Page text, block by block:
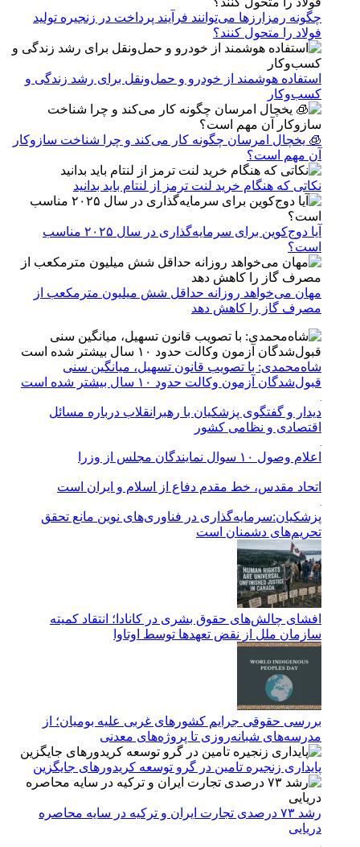
چگونه رمزارزها می‌توانند فرآیند پرداخت در زنجیره تولید
فولاد را متحول کنند؟
استفاده هوشمند از خودرو و حمل‌ونقل برای رشد زندگی و
کسب‌وکار
🧊 یخچال امرسان چگونه کار می‌کند و چرا شناخت سازوکار
آن مهم است؟
نکاتی که هنگام خرید لنت ترمز از لنتام باید بدانید
آیا دوج‌کوین برای سرمایه‌گذاری در سال ۲۰۲۵ مناسب
است؟
مهان می‌خواهد روزانه حداقل شش میلیون مترمکعب از
مصرف گاز را کاهش دهد
شاه‌محمدی: با تصویب قانون تسهیل، میانگین سنی
قبول‌شدگان آزمون وکالت حدود ۱۰ سال بیشتر شده است
دیدار و گفتگوی پزشکیان با رهبرانقلاب درباره مسائل
اقتصادی و نظامی کشور
اعلام وصول ۱۰ سوال نمایندگان مجلس از وزرا
اتحاد مقدس، خط مقدم دفاع از اسلام و ایران است
پزشکیان:سرمایه‌گذاری در فناوری‌های نوین مانع تحقق
تحریم‌های دشمنان است
افشای چالش‌های حقوق بشری در کانادا؛ انتقاد کمیته
سازمان ملل از نقض تعهد‌ها توسط اوتاوا
بررسی حقوقی جرایم کشور‌های غربی علیه بومیان؛ از
مدرسه‌های شبانه‌روزی تا پروژه‌های معدنی
پایداری زنجیره تامین در گرو توسعه کریدورهای جایگزین
رشد ۷۳ درصدی تجارت ایران و ترکیه در سایه محاصره
دریایی